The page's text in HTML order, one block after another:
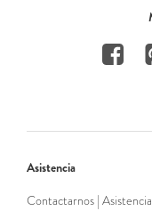
Asistencia
Contactarnos | Asistencia